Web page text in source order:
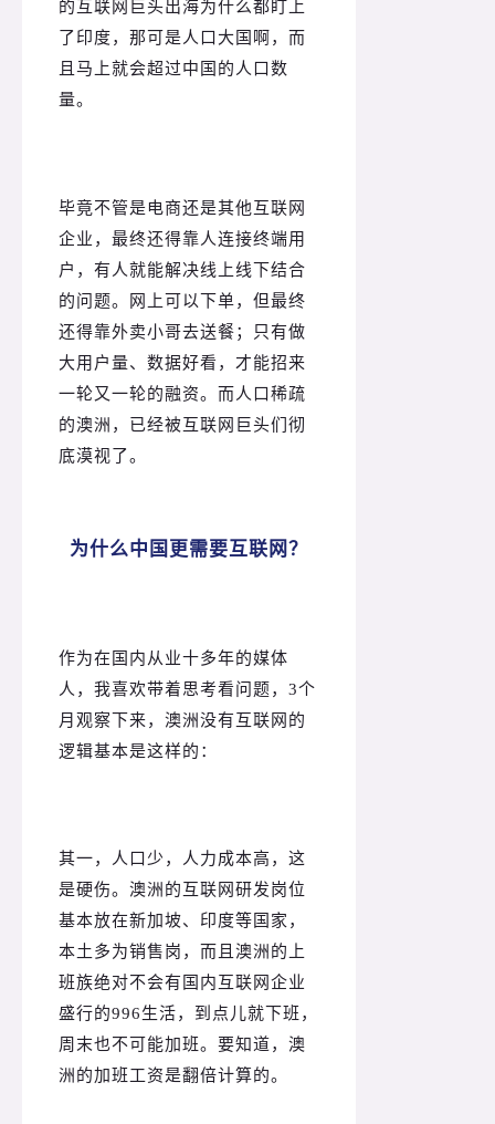
的互联网巨头出海为什么都盯上
了印度，那可是人口大国啊，而
且马上就会超过中国的人口数
量。
毕竟不管是电商还是其他互联网
企业，最终还得靠人连接终端用
户，有人就能解决线上线下结合
的问题。
网上可以下单，但最终
还得靠外卖小哥去送餐；
只有做
大用户量、数据好看，才能招来
一轮又一轮的融资。 而人口稀疏
的澳洲，已经被互联网巨头们彻
底漠视了。
为什么中国更需要互联网？
作为在国内从业十多年的媒体
人，我喜欢带着思考看问题，3个
月观察下来，澳洲没有互联网的
逻辑基本是这样的：
其一，人口少，人力成本高，这
是硬伤。 澳洲的互联网研发岗位
基本放在新加坡、印度等国家，
本土多为销售岗，而且澳洲的上
班族绝对不会有国内互联网企业
盛行的996生活，到点儿就下班，
周末也不可能加班。 要知道，澳
洲的加班工资是翻倍计算的。